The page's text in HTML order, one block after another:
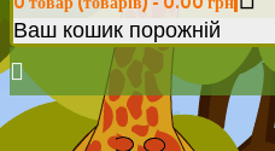
Ваш кошик порожній